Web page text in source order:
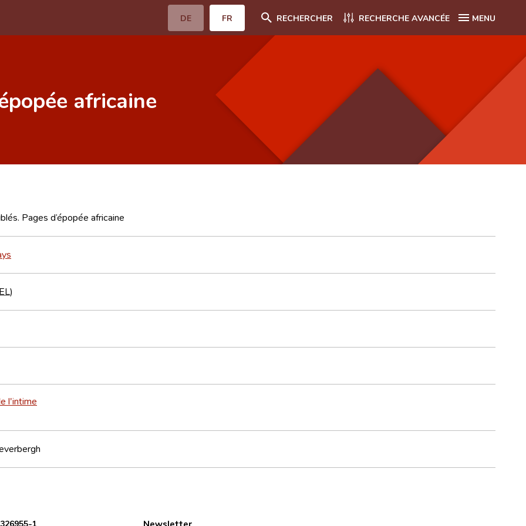
DE FR RECHERCHER RECHERCHE AVANCÉE MENU
africaine
Pages d’épopée africaine
)
l'intime
1 Newsletter